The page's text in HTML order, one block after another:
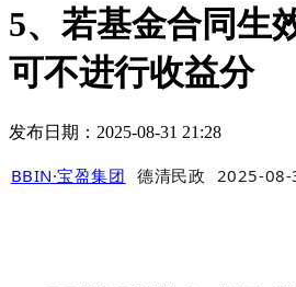
5、若基金合同生
可不进行收益分
发布日期：2025-08-31 21:28
BBIN·宝盈集团 德清民政 2025-